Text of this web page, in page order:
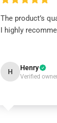
The product’s
I highly
H Henry
Verified